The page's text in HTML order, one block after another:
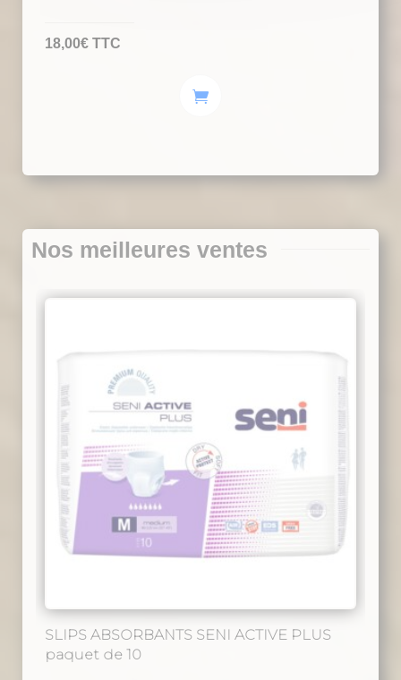
18,00€ TTC
Nos meilleures ventes
SLIPS ABSORBANTS SENI ACTIVE PLUS
paquet de 10